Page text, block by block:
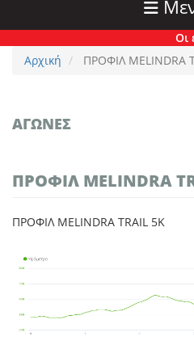
Οι
Αρχική
ΠΡΟΦΙΛ MELINDRA
ΑΓΏΝΕΣ
ΠΡΟΦΙΛ MELINDRA
ΠΡΟΦΙΛ MELINDRA TRAIL 5K